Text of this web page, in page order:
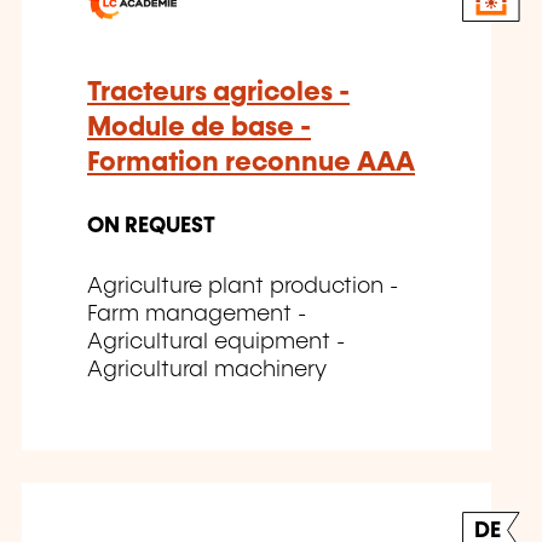
Tracteurs agricoles -
Module de base -
Formation reconnue AAA
ON REQUEST
Agriculture plant production -
Farm management -
Agricultural equipment -
Agricultural machinery
DE